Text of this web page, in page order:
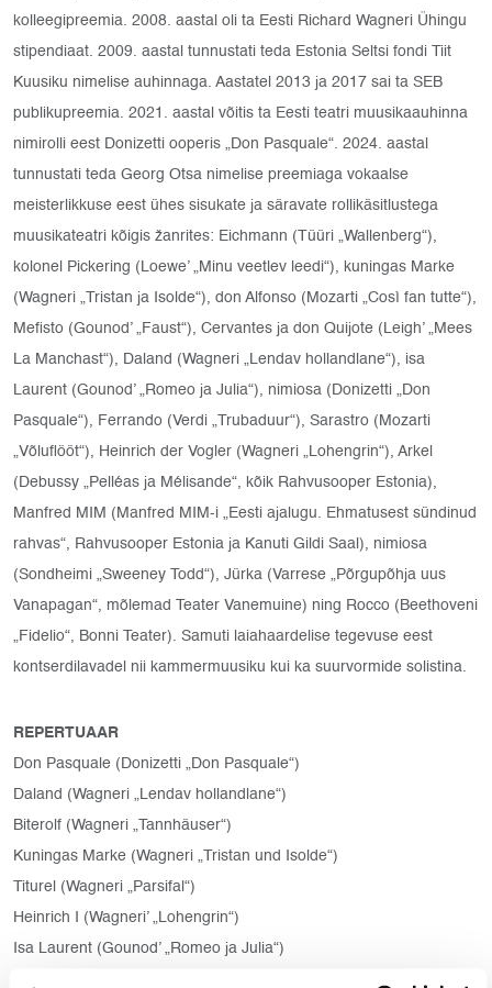
kolleegipreemia. 2008. aastal oli ta Eesti Richard Wagneri Ühingu
stipendiaat. 2009. aastal tunnustati teda Estonia Seltsi fondi Tiit
Kuusiku nimelise auhinnaga. Aastatel 2013 ja 2017 sai ta SEB
publikupreemia. 2021. aastal võitis ta Eesti teatri muusikaauhinna
nimirolli eest Donizetti ooperis „Don Pasquale“. 2024. aastal
tunnustati teda Georg Otsa nimelise preemiaga vokaalse
meisterlikkuse eest ühes sisukate ja säravate rollikäsitlustega
muusikateatri kõigis žanrites: Eichmann (Tüüri „Wallenberg“),
kolonel Pickering (Loewe’ „Minu veetlev leedi“), kuningas Marke
(Wagneri „Tristan ja Isolde“), don Alfonso (Mozarti „Così fan tutte“),
Mefisto (Gounod’ „Faust“), Cervantes ja don Quijote (Leigh’ „Mees
La Manchast“), Daland (Wagneri „Lendav hollandlane“), isa
Laurent (Gounod’ „Romeo ja Julia“), nimiosa (Donizetti „Don
Pasquale“), Ferrando (Verdi „Trubaduur“), Sarastro (Mozarti
„Võluflööt“), Heinrich der Vogler (Wagneri „Lohengrin“), Arkel
(Debussy „Pelléas ja Mélisande“, kõik Rahvusooper Estonia),
Manfred MIM (Manfred MIM-i „Eesti ajalugu. Ehmatusest sündinud
rahvas“, Rahvusooper Estonia ja Kanuti Gildi Saal), nimiosa
(Sondheimi „Sweeney Todd“), Jürka (Varrese „Põrgupõhja uus
Vanapagan“, mõlemad Teater Vanemuine) ning Rocco (Beethoveni
„Fidelio“, Bonni Teater). Samuti laiahaardelise tegevuse eest
kontserdilavadel nii kammermuusiku kui ka suurvormide solistina.
REPERTUAAR
Don Pasquale (Donizetti „Don Pasquale“)
Daland (Wagneri „Lendav hollandlane“)
Biterolf (Wagneri „Tannhäuser“)
Kuningas Marke (Wagneri „Tristan und Isolde“)
Titurel (Wagneri „Parsifal“)
Heinrich I (Wagneri’ „Lohengrin“)
Isa Laurent (Gounod’ „Romeo ja Julia“)